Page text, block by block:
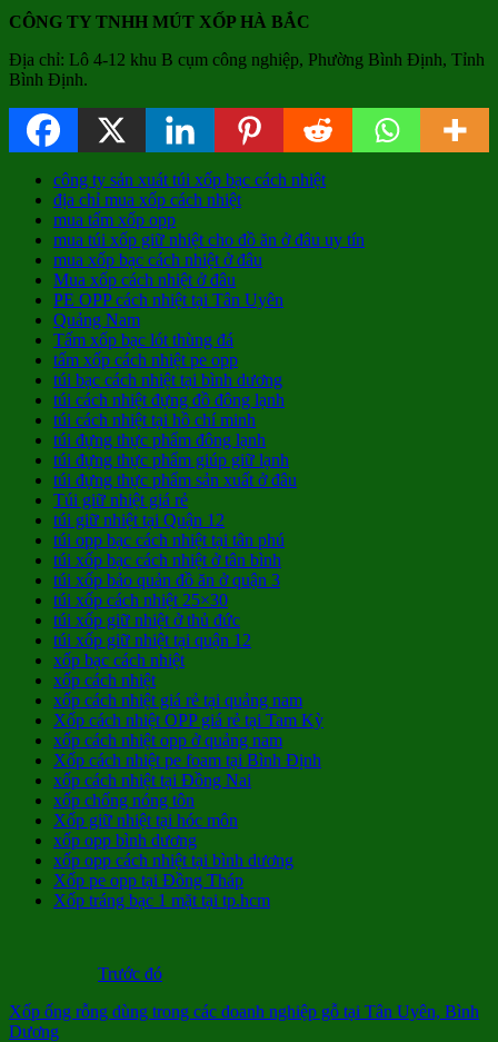
CÔNG TY TNHH MÚT XỐP HÀ BẮC
Địa chỉ: Lô 4-12 khu B cụm công nghiệp, Phường Bình Định, Tỉnh
Bình Định.
công ty sản xuát túi xốp bạc cách nhiệt
địa chỉ mua xốp cách nhiệt
mua tấm xốp opp
mua túi xốp giữ nhiệt cho đồ ăn ở đâu uy tín
mua xốp bạc cách nhiệt ở đâu
Mua xốp cách nhiệt ở đâu
PE OPP cách nhiệt tại Tân Uyên
Quảng Nam
Tấm xốp bạc lót thùng đá
tấm xốp cách nhiệt pe opp
túi bạc cách nhiệt tại bình dương
túi cách nhiệt đựng đồ đông lạnh
túi cách nhiệt tại hồ chí minh
túi đựng thực phẩm đông lạnh
túi đựng thực phẩm giúp giữ lạnh
túi đựng thực phẩm sản xuất ở đâu
Túi giữ nhiệt giá rẻ
túi giữ nhiệt tại Quận 12
túi opp bạc cách nhiệt tại tân phú
túi xốp bạc cách nhiệt ở tân bình
túi xốp bảo quản đồ ăn ở quận 3
túi xốp cách nhiệt 25×30
túi xốp giữ nhiệt ở thủ đức
túi xốp giữ nhiệt tại quận 12
xốp bạc cách nhiệt
xốp cách nhiệt
xốp cách nhiệt giá rẻ tại quảng nam
Xốp cách nhiệt OPP giá rẻ tại Tam Kỳ
xốp cách nhiệt opp ở quảng nam
Xốp cách nhiệt pe foam tại Bình Định
xốp cách nhiệt tại Đồng Nai
xốp chống nóng tôn
Xốp giữ nhiệt tại hóc môn
xốp opp bình dương
xốp opp cách nhiệt tại bình dương
Xốp pe opp tại Đồng Tháp
Xốp tráng bạc 1 mặt tại tp.hcm
Trước đó
Xốp ống rỗng dùng trong các doanh nghiệp gỗ tại Tân Uyên, Bình
Dương